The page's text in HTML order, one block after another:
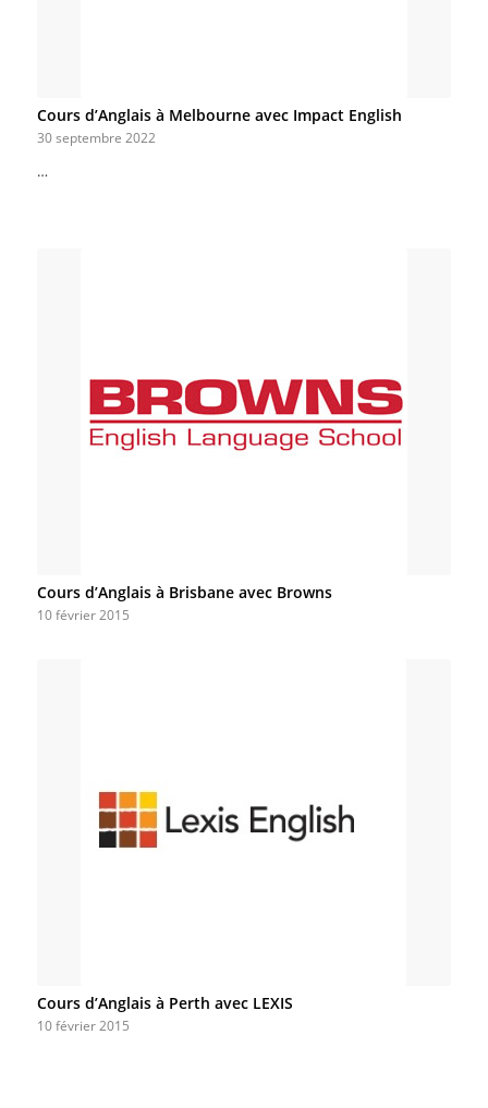
Cours d’Anglais à Melbourne avec Impact English
30 septembre 2022
…
Cours d’Anglais à Brisbane avec Browns
10 février 2015
Cours d’Anglais à Perth avec LEXIS
10 février 2015